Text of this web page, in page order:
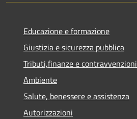
Educazione e formazione
Giustizia e sicurezza pubblica
Tributi,finanze e contravvenzioni
Ambiente
Salute, benessere e assistenza
Autorizzazioni